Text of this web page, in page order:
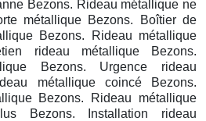
Bezons. Rideau métallique ne
métallique Bezons. Boîtier de
Bezons. Rideau métallique
rideau métallique Bezons.
Bezons. Urgence rideau
métallique coincé Bezons.
Bezons. Rideau métallique
Bezons. Installation rideau